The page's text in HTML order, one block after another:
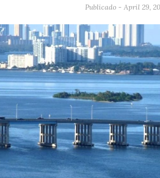
Publicado - April 29,